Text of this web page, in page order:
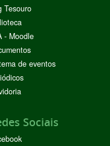
Tesouro
- Moodle
de eventos
Sociais